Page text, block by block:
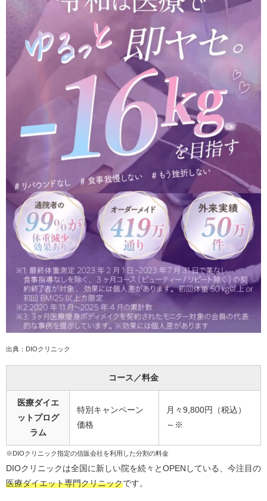
出典：DIOクリニック
コース／料金
医療ダイエ
ットプログ
ラム
特別キャンペーン
価格
月々9,800円（税込）
～※
※DIOクリニック指定の信販会社を利用した分割の料金
DIOクリニックは全国に新しい院を続々とOPENしている、今注目の
医療ダイエット専門クリニックです。